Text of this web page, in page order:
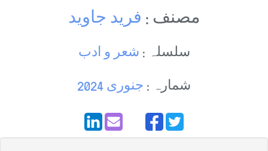
مصنف : فريد جاويد
سلسلہ : شعر و ادب
شمارہ : جنوری 2024